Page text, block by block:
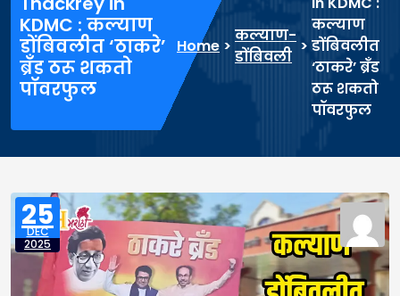
KDMC : कल्याण
डोंबिवलीत ‘ठाकरे’
ब्रँड ठरू शकतो
पॉवरफुल
Home >
कल्याण-
डोंबिवली
>
कल्याण
डोंबिवलीत
‘ठाकरे’ ब्रँड
ठरू शकतो
पॉवरफुल
25
DEC
2025